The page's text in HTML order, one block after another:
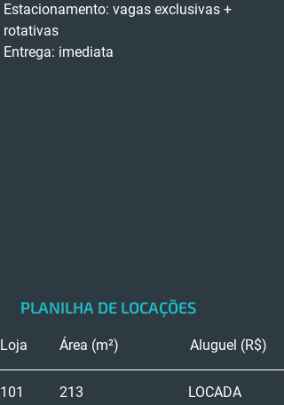
Estacionamento: vagas exclusivas +
rotativas
Entrega: imediata
PLANILHA DE LOCAÇÕES
Loja         Área (m²)                    Aluguel (R$)
101          213			   LOCADA